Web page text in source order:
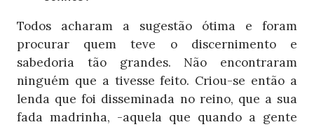
Todos acharam a sugestão ótima e foram
procurar quem teve o discernimento e
sabedoria tão grandes. Não encontraram
ninguém que a tivesse feito. Criou-se então a
lenda que foi disseminada no reino, que a sua
fada madrinha, -aquela que quando a gente